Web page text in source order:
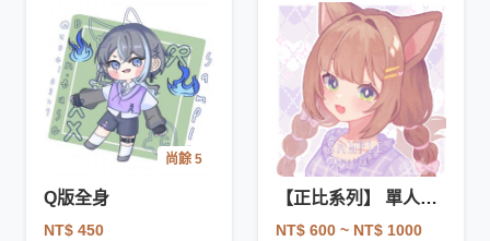
尚餘 5
Q版全身
NT$ 450
【正比系列】 單人頭貼
NT$ 600 ~ NT$ 1000